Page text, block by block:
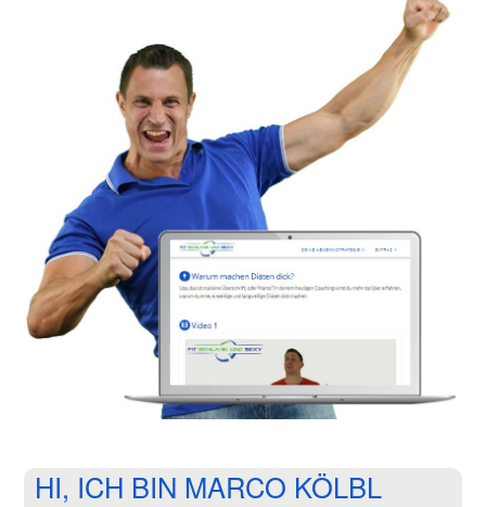
HI, ICH BIN MARCO KÖLBL